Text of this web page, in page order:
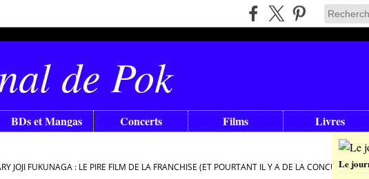
de Pok
BDs et Mangas Concerts Films Livres
JOJI FUKUNAGA : LE PIRE FILM DE LA FRANCHISE (ET POURTANT IL Y A DE LA
Le